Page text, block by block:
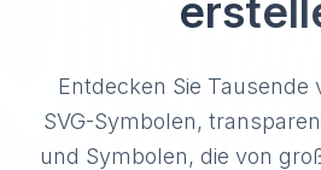
Entdecken Sie Tausende
SVG-Symbolen,
und Symbolen, die von